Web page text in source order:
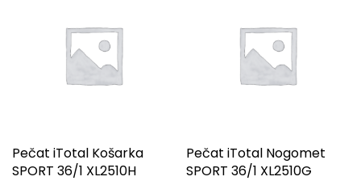
Pečat iTotal Košarka
SPORT 36/1 XL2510H
Pečat iTotal Nogomet
SPORT 36/1 XL2510G